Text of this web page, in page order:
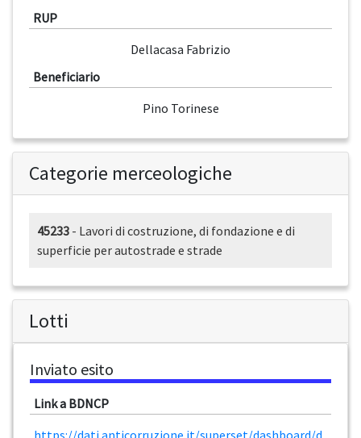
RUP
Dellacasa Fabrizio
Beneficiario
Pino Torinese
Categorie merceologiche
45233 - Lavori di costruzione, di fondazione e di
superficie per autostrade e strade
Lotti
Inviato esito
Link a BDNCP